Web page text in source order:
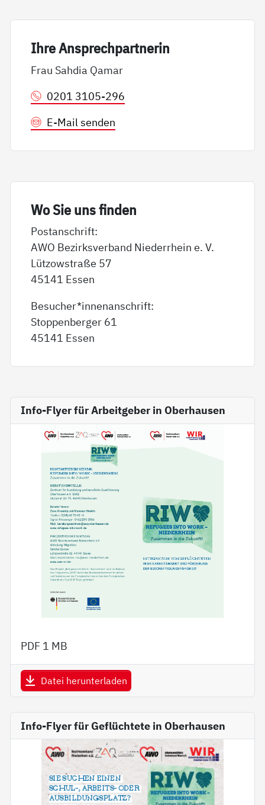
Ih­re An­sp­rech­part­ne­rin
Frau Sahdia Qamar
0201 3105-296
E-Mail senden
Wo Sie uns fin­den
Postanschrift:
AWO Bezirksverband Niederrhein e. V.
Lützowstraße 57
45141 Essen
Besucher*innenanschrift:
Stoppenberger 61
45141 Essen
Info-Flyer für Arbeitgeber in Oberhausen
PDF 1 MB
Datei herunterladen
Info-Flyer für Geflüchtete in Oberhausen